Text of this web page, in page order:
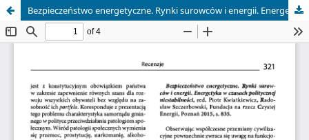
Bezpieczeństwo energetyczne. Rynki surowców i energii. Energetyka w czasach politycznej niestabilności, red. Piotr Kwiatkiewicz, Radosław Szczerbowski, Fundacja na rzecz Czystej Energii, Poznań 2015, s. 835.